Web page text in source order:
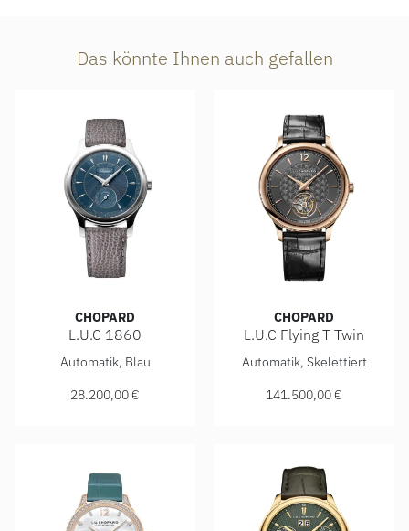
Das könnte Ihnen auch gefallen
CHOPARD
L.U.C 1860
Chopard L.U.C 1860, Ref: 168860-3005, Preis: 28.200,00
Automatik, Blau
28.200,00 €
CHOPARD
L.U.C Flying T Twin
Chopard L.U.C Flying T
Automatik, Skelettiert
141.500,00 €